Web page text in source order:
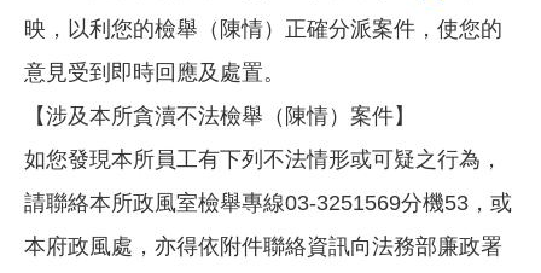
映，以利您的檢舉（陳情）正確分派案件，使您的
意見受到即時回應及處置。
【涉及本所貪瀆不法檢舉（陳情）案件】
如您發現本所員工有下列不法情形或可疑之行為，
請聯絡本所政風室檢舉專線03-3251569分機53，或
本府政風處，亦得依附件聯絡資訊向法務部廉政署